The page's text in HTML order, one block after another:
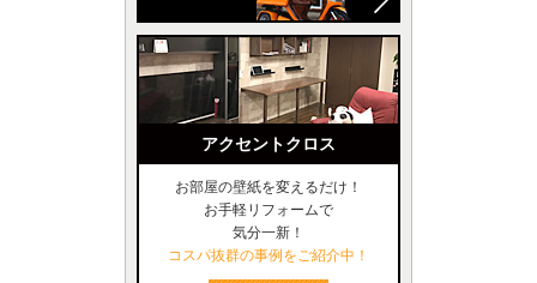
アクセントクロス
お部屋の壁紙を変えるだけ！
お手軽リフォームで
気分一新！
コスパ抜群の事例をご紹介中！